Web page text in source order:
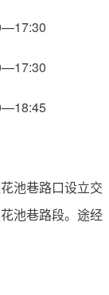
池巷路口设立交
池巷路段。途经